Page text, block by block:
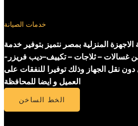
خدمات الصيانة
الاجهزة المنزلية بمصر نتميز بتوفير خدمة
من غسالات – ثلاجات – تكييف–ديب فريزر-
نقل الجهاز وذلك توفيرا للنفقات على
العميل و ايضا للمحافظة
الخط الساخن